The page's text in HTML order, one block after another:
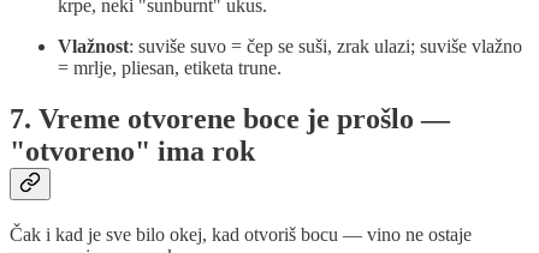
krpe, neki "sunburnt" ukus.
Vlažnost: suviše suvo = čep se suši, zrak ulazi; suviše vlažno
= mrlje, pliesan, etiketa trune.
7. Vreme otvorene boce je prošlo —
"otvoreno" ima rok
Čak i kad je sve bilo okej, kad otvoriš bocu — vino ne ostaje